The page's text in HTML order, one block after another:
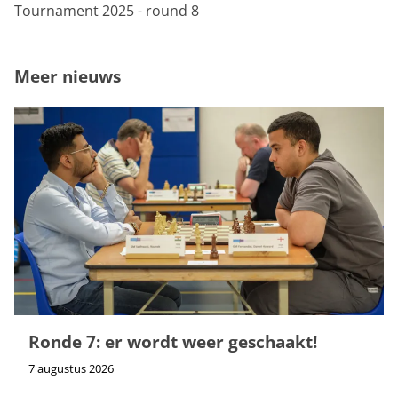
Tournament 2025 - round 8
Meer nieuws
Ronde 7: er wordt weer geschaakt!
7 augustus 2026